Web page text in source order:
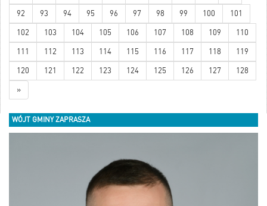
92 93 94 95 96 97 98 99 100 101
102 103 104 105 106 107 108 109 110
111 112 113 114 115 116 117 118 119
120 121 122 123 124 125 126 127 128
»
WÓJT GMINY ZAPRASZA